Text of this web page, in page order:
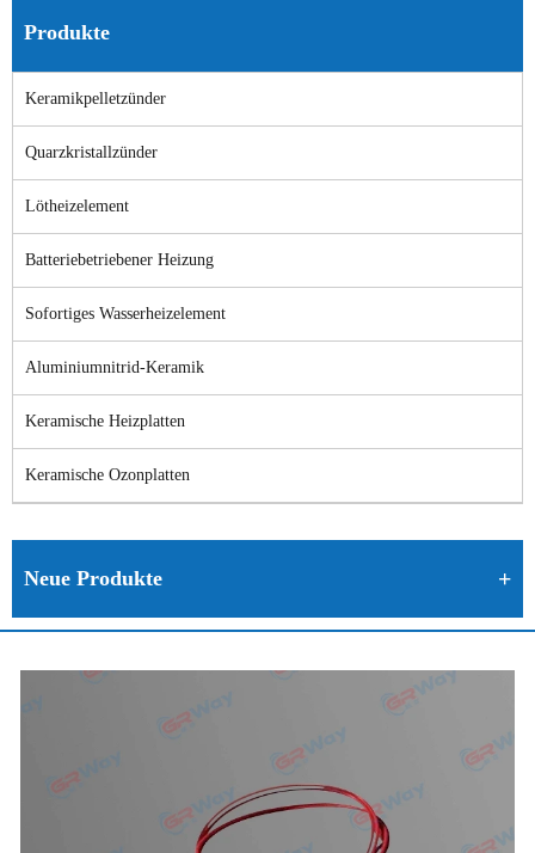
Produkte
Keramikpelletzünder
Quarzkristallzünder
Lötheizelement
Batteriebetriebener Heizung
Sofortiges Wasserheizelement
Aluminiumnitrid-Keramik
Keramische Heizplatten
Keramische Ozonplatten
Neue Produkte